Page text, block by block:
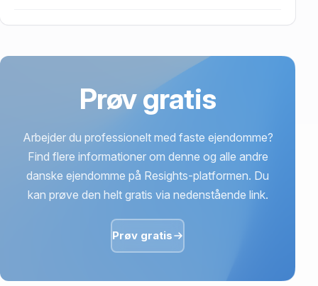
Prøv gratis
Arbejder du professionelt med faste ejendomme?
Find flere informationer om denne og alle andre
danske ejendomme på Resights-platformen. Du
kan prøve den helt gratis via nedenstående link.
Prøv gratis